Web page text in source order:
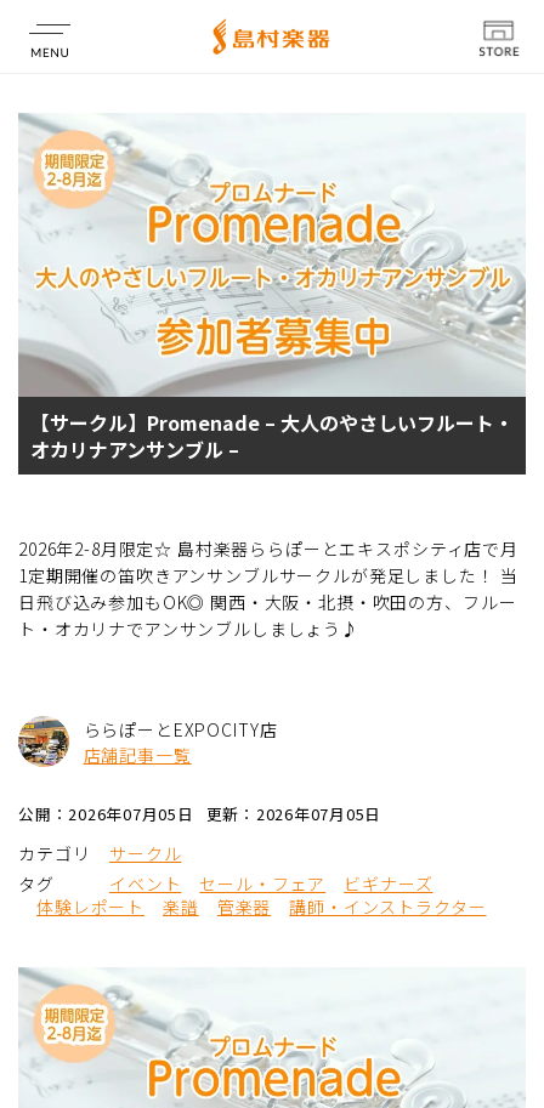
店舗情報
【サークル】Promenade – 大人のやさしいフルート・
オカリナアンサンブル –
2026年2-8月限定☆ 島村楽器ららぽーとエキスポシティ店で月
1定期開催の笛吹きアンサンブルサークルが発足しました！ 当
日飛び込み参加もOK◎ 関西・大阪・北摂・吹田の方、フルー
ト・オカリナでアンサンブルしましょう♪
ららぽーとEXPOCITY店
店舗記事一覧
公開：2026年07月05日 更新：2026年07月05日
カテゴリ
サークル
タグ
イベント セール・フェア
ビギナーズ
体験レポート
楽譜 管楽器 講師・インストラクター